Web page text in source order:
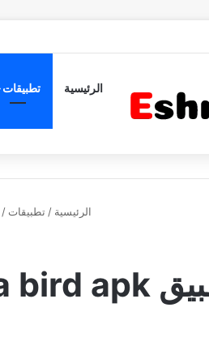
الرئيسية تطبيقات
الرئيسية / تطبيقات /